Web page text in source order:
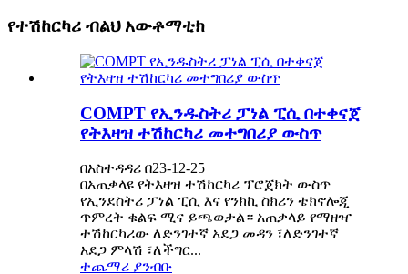
የተሽከርካሪ ብልህ አውቶማቲክ
COMPT የኢንዱስትሪ ፓነል ፒሲ በተቀናጀ
የትእዛዝ ተሽከርካሪ መተግበሪያ ውስጥ
በአስተዳዳሪ በ23-12-25
በአጠቃላዩ የትእዛዝ ተሽከርካሪ ፕሮጀክት ውስጥ
የኢንደስትሪ ፓነል ፒሲ እና የንክኪ ስክሪን ቴክኖሎጂ
ጥምረት ቁልፍ ሚና ይጫወታል። አጠቃላይ የማዘዣ
ተሽከርካሪው ለድንገተኛ አደጋ መዳን ፣ለድንገተኛ
አደጋ ምላሽ ፣ለችግር...
ተጨማሪ ያንብቡ